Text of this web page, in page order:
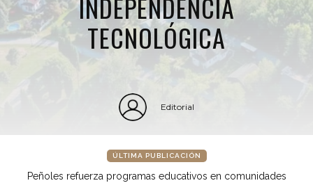
TECNOLÓGICA
Editorial
ÚLTIMA PUBLICACIÓN
Peñoles refuerza programas educativos en comunidades